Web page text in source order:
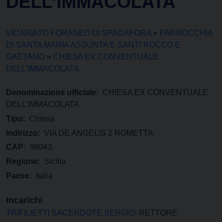
VICARIATO FORANEO DI SPADAFORA » PARROCCHIA
DI SANTA MARIA ASSUNTA E SANTI ROCCO E
GAETANO » CHIESA EX CONVENTUALE
DELL'IMMACOLATA
Denominazione ufficiale: CHIESA EX CONVENTUALE
DELL'IMMACOLATA
Tipo: Chiesa
Indirizzo: VIA DE ANGELIS 2 ROMETTA
CAP: 98043
Regione: Sicilia
Paese:
Italia
Incarichi
TRIFILIETTI SACERDOTE SERGIO: RETTORE